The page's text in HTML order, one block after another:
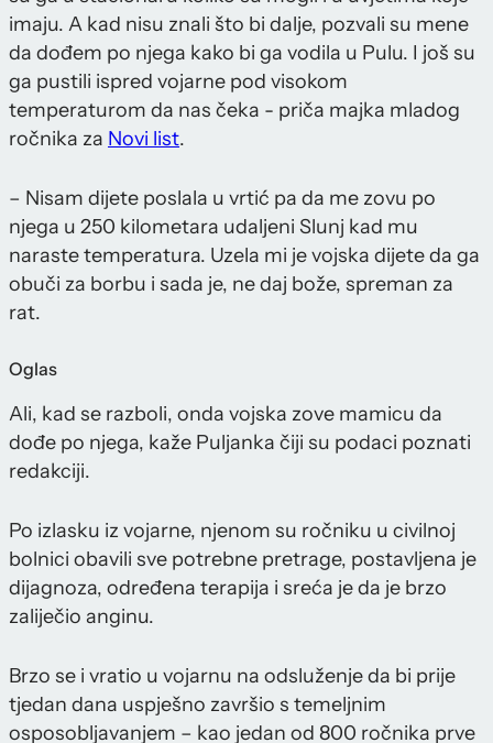
imaju. A kad nisu znali što bi dalje, pozvali su mene
da dođem po njega kako bi ga vodila u Pulu. I još su
ga pustili ispred vojarne pod visokom
temperaturom da nas čeka - priča majka mladog
ročnika za Novi list.
– Nisam dijete poslala u vrtić pa da me zovu po
njega u 250 kilometara udaljeni Slunj kad mu
naraste temperatura. Uzela mi je vojska dijete da ga
obuči za borbu i sada je, ne daj bože, spreman za
rat.
Oglas
Ali, kad se razboli, onda vojska zove mamicu da
dođe po njega, kaže Puljanka čiji su podaci poznati
redakciji.
Po izlasku iz vojarne, njenom su ročniku u civilnoj
bolnici obavili sve potrebne pretrage, postavljena je
dijagnoza, određena terapija i sreća je da je brzo
zaliječio anginu.
Brzo se i vratio u vojarnu na odsluženje da bi prije
tjedan dana uspješno završio s temeljnim
osposobljavanjem – kao jedan od 800 ročnika prve